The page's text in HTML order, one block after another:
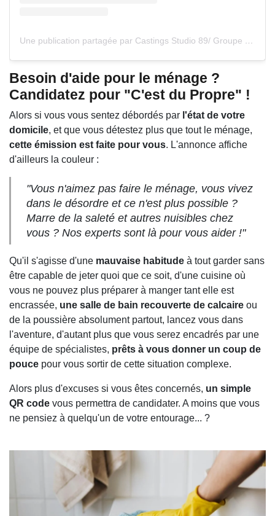
Une publication partagée par Castings Studio 89/ Groupe M6 (@castingstudio89groupem6)
Besoin d'aide pour le ménage ?
Candidatez pour "C'est du Propre" !
Alors si vous vous sentez débordés par l'état de votre
domicile, et que vous détestez plus que tout le ménage,
cette émission est faite pour vous. L'annonce affiche
d'ailleurs la couleur :
"Vous n'aimez pas faire le ménage, vous vivez
dans le désordre et ce n'est plus possible ?
Marre de la saleté et autres nuisibles chez
vous ? Nos experts sont là pour vous aider !"
Qu'il s'agisse d'une mauvaise habitude à tout garder sans
être capable de jeter quoi que ce soit, d'une cuisine où
vous ne pouvez plus préparer à manger tant elle est
encrassée, une salle de bain recouverte de calcaire ou
de la poussière absolument partout, lancez vous dans
l'aventure, d'autant plus que vous serez encadrés par une
équipe de spécialistes, prêts à vous donner un coup de
pouce pour vous sortir de cette situation complexe.
Alors plus d'excuses si vous êtes concernés, un simple
QR code vous permettra de candidater. A moins que vous
ne pensiez à quelqu'un de votre entourage... ?